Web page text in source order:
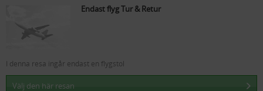
Endast flyg Tur & Retur
I denna resa ingår endast en flygstol
Välj den här resan